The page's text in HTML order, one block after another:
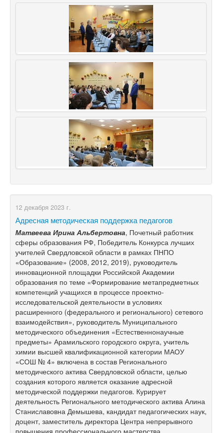
12 декабря 2023 г.
Адресная методическая поддержка педагогов
Матвеева Ирина Альбертовна, Почетный работник
сферы образования РФ, Победитель Конкурса лучших
учителей Свердловской области в рамках ПНПО
«Образование» (2008, 2012, 2019), руководитель
инновационной площадки Российской Академии
образования по теме «Формирование метапредметных
компетенций учащихся в процессе проектно-
исследовательской деятельности в условиях
расширенного (федерального и регионального) сетевого
взаимодействия», руководитель Муниципального
методического объединения «Естественнонаучные
предметы» Арамильского городского округа, учитель
химии высшей квалификационной категории МАОУ
«СОШ № 4» включена в состав Регионального
методического актива Свердловской области, целью
создания которого является оказание адресной
методической поддержки педагогов. Курирует
деятельность Регионального методического актива Алина
Станиславовна Демышева, кандидат педагогических наук,
доцент, заместитель директора Центра непрерывного
повышения профессионального мастерства